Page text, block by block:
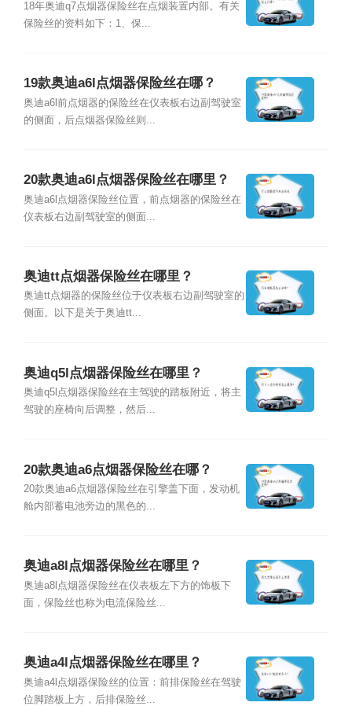
里？
18年奥迪q7点烟器保险丝在点烟装置内部。有关
保险丝的资料如下：1、保...
19款奥迪a6l点烟器保险丝在哪？
奥迪a6l前点烟器的保险丝在仪表板右边副驾驶室
的侧面，后点烟器保险丝则...
20款奥迪a6l点烟器保险丝在哪里？
奥迪a6l点烟器保险丝位置，前点烟器的保险丝在
仪表板右边副驾驶室的侧面...
奥迪tt点烟器保险丝在哪里？
奥迪tt点烟器的保险丝位于仪表板右边副驾驶室的
侧面。以下是关于奥迪tt...
奥迪q5l点烟器保险丝在哪里？
奥迪q5l点烟器保险丝在主驾驶的踏板附近，将主
驾驶的座椅向后调整，然后...
20款奥迪a6点烟器保险丝在哪？
20款奥迪a6点烟器保险丝在引擎盖下面，发动机
舱内部蓄电池旁边的黑色的...
奥迪a8l点烟器保险丝在哪里？
奥迪a8l点烟器保险丝在仪表板左下方的饰板下
面，保险丝也称为电流保险丝...
奥迪a4l点烟器保险丝在哪里？
奥迪a4l点烟器保险丝的位置：前排保险丝在驾驶
位脚踏板上方，后排保险丝...